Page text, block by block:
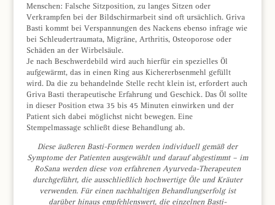
Menschen: Falsche Sitzposition, zu langes Sitzen oder
Verkrampfen bei der Bildschirmarbeit sind oft ursächlich. Griva
Basti kommt bei Verspannungen des Nackens ebenso infrage wie
bei Schleudertraumata, Migräne, Arthritis, Osteoporose oder
Schäden an der Wirbelsäule.
Je nach Beschwerdebild wird auch hierfür ein spezielles Öl
aufgewärmt, das in einen Ring aus Kichererbsenmehl gefüllt
wird. Da die zu behandelnde Stelle recht klein ist, erfordert auch
Griva Basti therapeutische Erfahrung und Geschick. Das Öl sollte
in dieser Position etwa 35 bis 45 Minuten einwirken und der
Patient sich dabei möglichst nicht bewegen. Eine
Stempelmassage schließt diese Behandlung ab.
Diese äußeren Basti-Formen werden individuell gemäß der
Symptome der Patienten ausgewählt und darauf abgestimmt – im
RoSana werden diese von erfahrenen Ayurveda-Therapeuten
durchgeführt, die ausschließlich hochwertige Öle und Kräuter
verwenden. Für einen nachhaltigen Behandlungserfolg ist
darüber hinaus empfehlenswert, die einzelnen Basti-